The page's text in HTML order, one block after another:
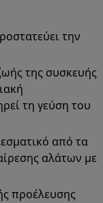
την
της συσκευής
τη γεύση του
από τα
αλάτων με
προέλευσης